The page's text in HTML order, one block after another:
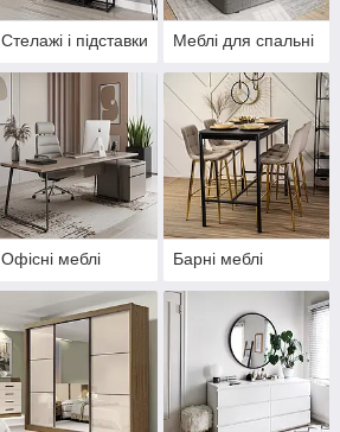
Стелажі і підставки Меблі для спальні
Офісні меблі Барні меблі